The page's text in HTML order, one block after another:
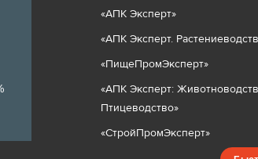
«АПК Эксперт»
«АПК Эксперт. Растениеводст
«ПищеПромЭксперт»
«АПК Эксперт: Животнов
Птицеводство»
«СтройПромЭксперт»